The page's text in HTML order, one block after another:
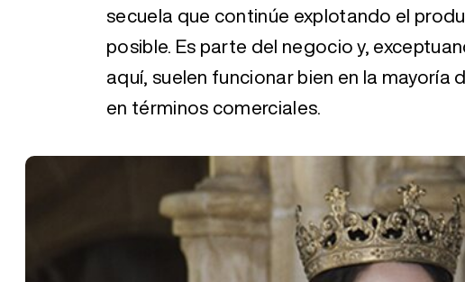
secuela que continúe explotando el
posible. Es parte del negocio y,
aquí, suelen funcionar bien en la
en términos comerciales.